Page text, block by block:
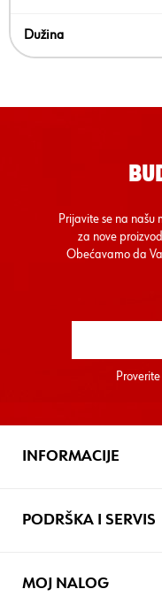
Dužina
Prijavite se na
za nove
Obećavamo da
INFORMACIJE
PODRŠKA I SERVIS
MOJ NALOG